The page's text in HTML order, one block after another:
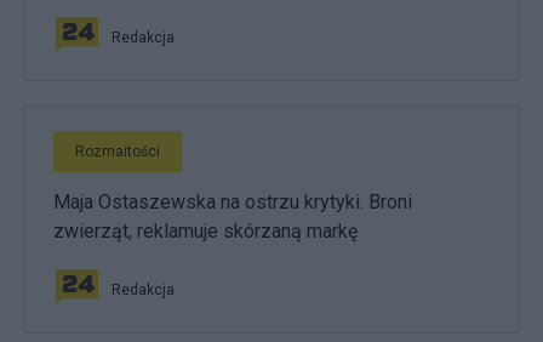
Redakcja
Rozmaitości
Maja Ostaszewska na ostrzu krytyki. Broni
zwierząt, reklamuje skórzaną markę
Redakcja